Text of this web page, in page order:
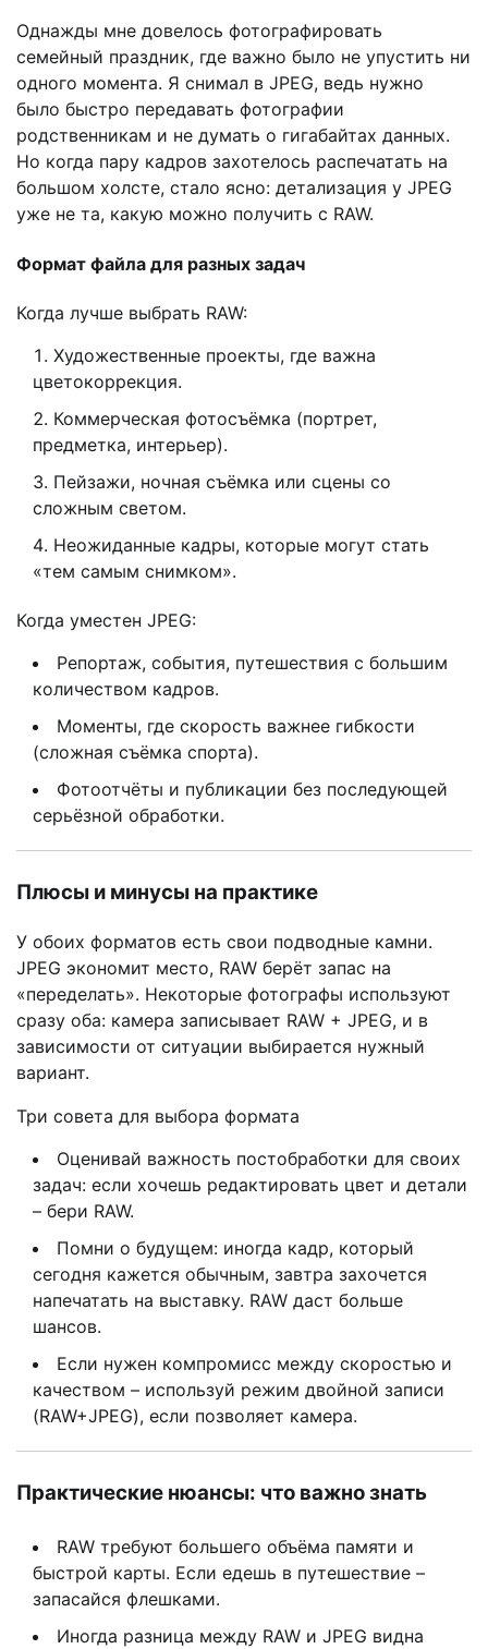
Однажды мне довелось фотографировать
семейный праздник, где важно было не упустить ни
одного момента. Я снимал в JPEG, ведь нужно
было быстро передавать фотографии
родственникам и не думать о гигабайтах данных.
Но когда пару кадров захотелось распечатать на
большом холсте, стало ясно: детализация у JPEG
уже не та, какую можно получить с RAW.
Формат файла для разных задач
Когда лучше выбрать RAW:
Художественные проекты, где важна
цветокоррекция.
Коммерческая фотосъёмка (портрет,
предметка, интерьер).
Пейзажи, ночная съёмка или сцены со
сложным светом.
Неожиданные кадры, которые могут стать
«тем самым снимком».
Когда уместен JPEG:
Репортаж, события, путешествия с большим
количеством кадров.
Моменты, где скорость важнее гибкости
(сложная съёмка спорта).
Фотоотчёты и публикации без последующей
серьёзной обработки.
Плюсы и минусы на практике
У обоих форматов есть свои подводные камни.
JPEG экономит место, RAW берёт запас на
«переделать». Некоторые фотографы используют
сразу оба: камера записывает RAW + JPEG, и в
зависимости от ситуации выбирается нужный
вариант.
Три совета для выбора формата
Оценивай важность постобработки для своих
задач: если хочешь редактировать цвет и детали
– бери RAW.
Помни о будущем: иногда кадр, который
сегодня кажется обычным, завтра захочется
напечатать на выставку. RAW даст больше
шансов.
Если нужен компромисс между скоростью и
качеством – используй режим двойной записи
(RAW+JPEG), если позволяет камера.
Практические нюансы: что важно знать
RAW требуют большего объёма памяти и
быстрой карты. Если едешь в путешествие –
запасайся флешками.
Иногда разница между RAW и JPEG видна